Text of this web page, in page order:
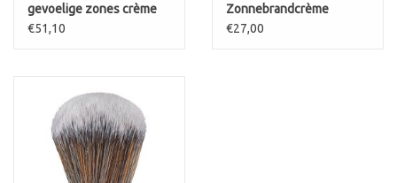
gevoelige zones crème
protectrice jeunese spf50
€51,10
Zonnebrandcrème
gezicht SPF50 Sun
€27,00